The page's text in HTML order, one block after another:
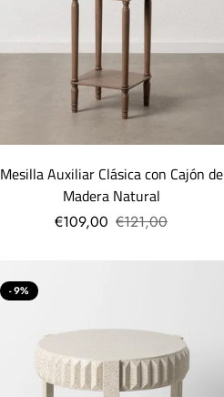
Mesilla Auxiliar Clásica con Cajón de
Madera Natural
€109,00 €121,00
- 9%